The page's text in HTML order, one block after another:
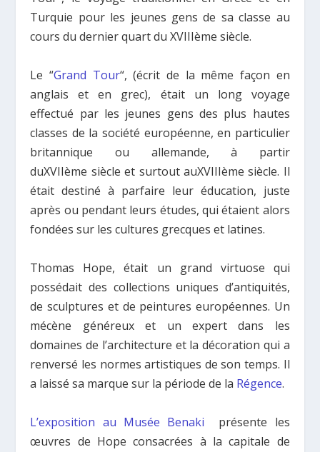
Turquie pour les jeunes gens de sa classe au
cours du dernier quart du XVIIIème siècle.
Le “Grand Tour“, (écrit de la même façon en
anglais et en grec), était un long voyage
effectué par les jeunes gens des plus hautes
classes de la société européenne, en particulier
britannique ou allemande, à partir
duXVIIème siècle et surtout auXVIIIème siècle. Il
était destiné à parfaire leur éducation, juste
après ou pendant leurs études, qui étaient alors
fondées sur les cultures grecques et latines.
Thomas Hope, était un grand virtuose qui
possédait des collections uniques d’antiquités,
de sculptures et de peintures européennes. Un
mécène généreux et un expert dans les
domaines de l’architecture et la décoration qui a
renversé les normes artistiques de son temps. Il
a laissé sa marque sur la période de la Régence.
L’exposition au Musée Benaki présente les
œuvres de Hope consacrées à la capitale de